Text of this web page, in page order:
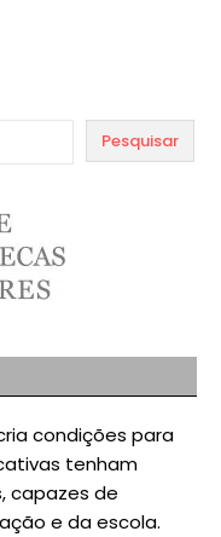
Pesquisar
condições para
tenham
capazes de
e da escola.